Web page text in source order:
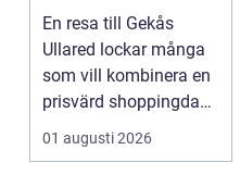
smidig
shoppingdag
En resa till Gekås
Ullared lockar många
som vill kombinera en
prisvärd shoppingdag
med en enkel och ...
01 augusti 2026